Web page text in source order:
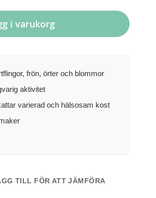
i varukorg
frön, örter och blommor
aktivitet
varierad och hälsosam kost
TILL FÖR ATT JÄMFÖRA